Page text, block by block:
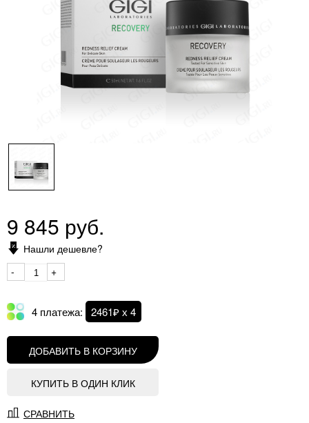
9 845 руб.
Нашли дешевле?
-
+
4 платежа: 2461₽ х 4
ДОБАВИТЬ В КОРЗИНУ
КУПИТЬ В ОДИН КЛИК
СРАВНИТЬ